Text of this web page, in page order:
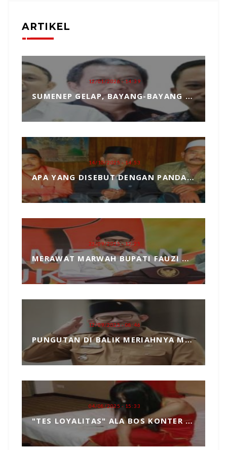
ARTIKEL
12/01/2026 - 14:39
SUMENEP GELAP, BAYANG-BAYANG MATAHARI KEMBAR HANTUI PENGANGKATAN SEKDA
14/10/2025 - 14:53
APA YANG DISEBUT DENGAN PANDANGAN DUNIA, MARI KITA ULAS SECARA SEDERHANA
23/09/2025 - 12:25
MERAWAT MARWAH BUPATI FAUZI DARI TANGAN JAHIL PENYELENGGARA EVENT MCF 2025
12/09/2025 - 08:46
PUNGUTAN DI BALIK MERIAHNYA MADURA CULTURE FESTIVAL 2025 RP739 JUTA DAN PENGKHIANATAN TERHADAP BUPATI FAUZI
04/08/2025 - 15:33
"TES LOYALITAS" ALA BOS KONTER HP, TOPENG MANIPULASI BERKEDOK KEPERCAYAAN